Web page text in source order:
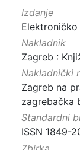
Izdanje
Nakladnik
Zagreb :
Nakladnički
Zagreb na
zagrebačka
Standardni
ISSN 1849-